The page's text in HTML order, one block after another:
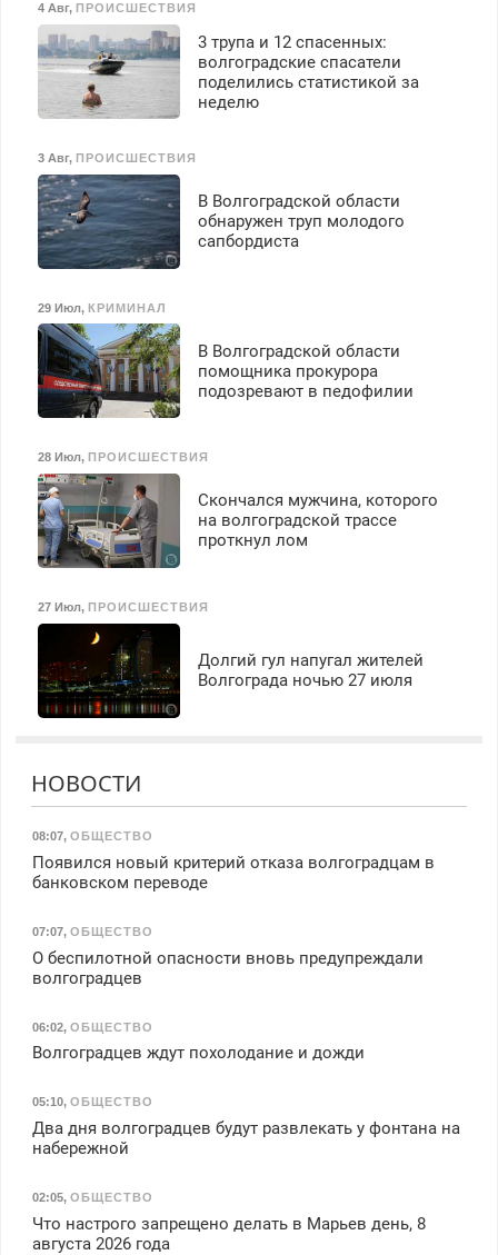
4 Авг, ПРОИСШЕСТВИЯ
3 трупа и 12 спасенных:
волгоградские спасатели
поделились статистикой за
неделю
3 Авг, ПРОИСШЕСТВИЯ
В Волгоградской области
обнаружен труп молодого
сапбордиста
29 Июл, КРИМИНАЛ
В Волгоградской области
помощника прокурора
подозревают в педофилии
28 Июл, ПРОИСШЕСТВИЯ
Скончался мужчина, которого
на волгоградской трассе
проткнул лом
27 Июл, ПРОИСШЕСТВИЯ
Долгий гул напугал жителей
Волгограда ночью 27 июля
НОВОСТИ
08:07, ОБЩЕСТВО
Появился новый критерий отказа волгоградцам в
банковском переводе
07:07, ОБЩЕСТВО
О беспилотной опасности вновь предупреждали
волгоградцев
06:02, ОБЩЕСТВО
Волгоградцев ждут похолодание и дожди
05:10, ОБЩЕСТВО
Два дня волгоградцев будут развлекать у фонтана на
набережной
02:05, ОБЩЕСТВО
Что настрого запрещено делать в Марьев день, 8
августа 2026 года